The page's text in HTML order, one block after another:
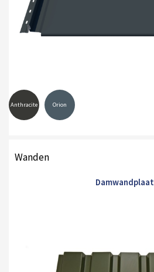
Anthracite Orion
Wanden
Damwandplaat